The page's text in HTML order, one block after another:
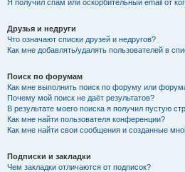
Я получил спам или оскорбительный email от
Друзья и недруги
Что означают списки друзей и недругов?
Как мне добавлять/удалять пользователей в
Поиск по форумам
Как мне выполнить поиск по форуму или
Почему мой поиск не даёт результатов?
В результате моего поиска я получил пустую
Как мне найти пользователя конференции?
Как мне найти свои сообщения и созданные
Подписки и закладки
Чем закладки отличаются от подписок?